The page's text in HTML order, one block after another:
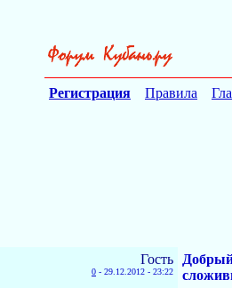
Регистрация Правила
Гость
0 - 29.12.2012 - 23:22